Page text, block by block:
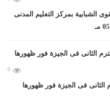
الشبابية بمركز التعليم المدنى
0
الثانى فى الجيزة فور ظهورها